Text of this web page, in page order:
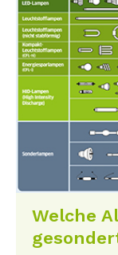
Welche